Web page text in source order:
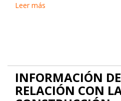
Leer más
INFORMACIÓN
RELACIÓN CON